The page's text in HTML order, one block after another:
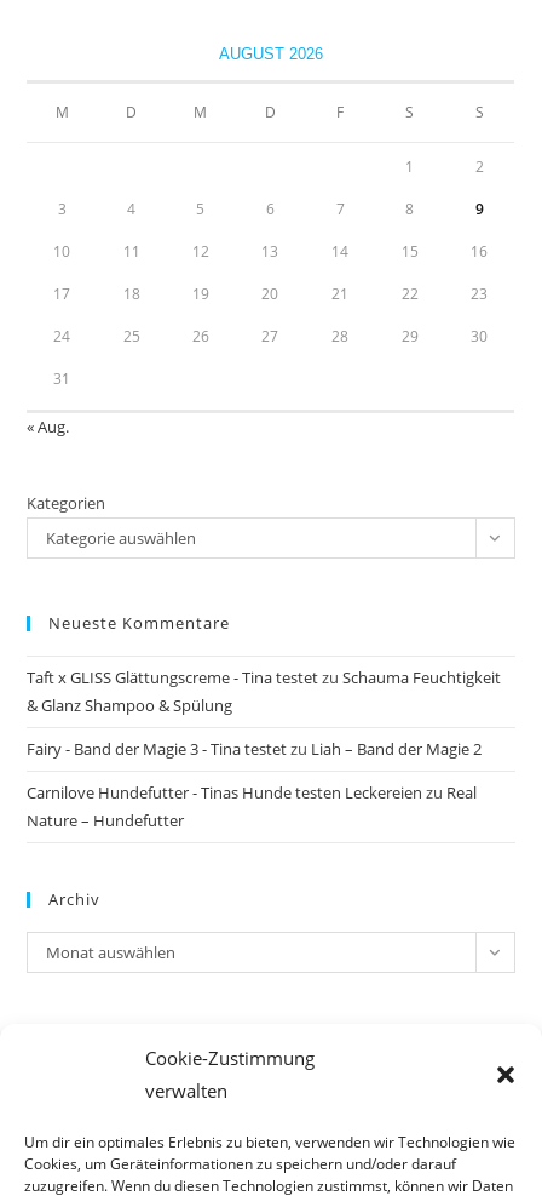
Cookie-Zustimmung
verwalten
Um dir ein optimales Erlebnis zu bieten, verwenden wir Technologien wie
Cookies, um Geräteinformationen zu speichern und/oder darauf
zuzugreifen. Wenn du diesen Technologien zustimmst, können wir Daten
AUGUST 2026
M D M D F S S
1 2
3 4 5 6 7 8 9
10 11 12 13 14 15 16
17 18 19 20 21 22 23
24 25 26 27 28 29 30
31
« Aug.
Kategorien
Kategorie auswählen
Neueste Kommentare
Taft x GLISS Glättungscreme - Tina testetzuSchauma Feuchtigkeit
& Glanz Shampoo & Spülung
Fairy - Band der Magie 3 - Tina testetzu Liah – Band der Magie 2
Carnilove Hundefutter - Tinas Hunde testen Leckereien zu Real
Nature – Hundefutter
Archiv
Archiv
Monat auswählen
Kommentar-Feed
WordPress.org